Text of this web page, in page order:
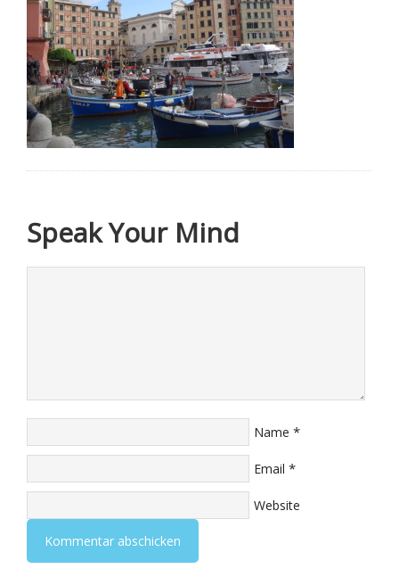
Speak Your Mind
Name *
Email *
Website